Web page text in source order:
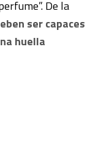
De la
ser capaces
huella